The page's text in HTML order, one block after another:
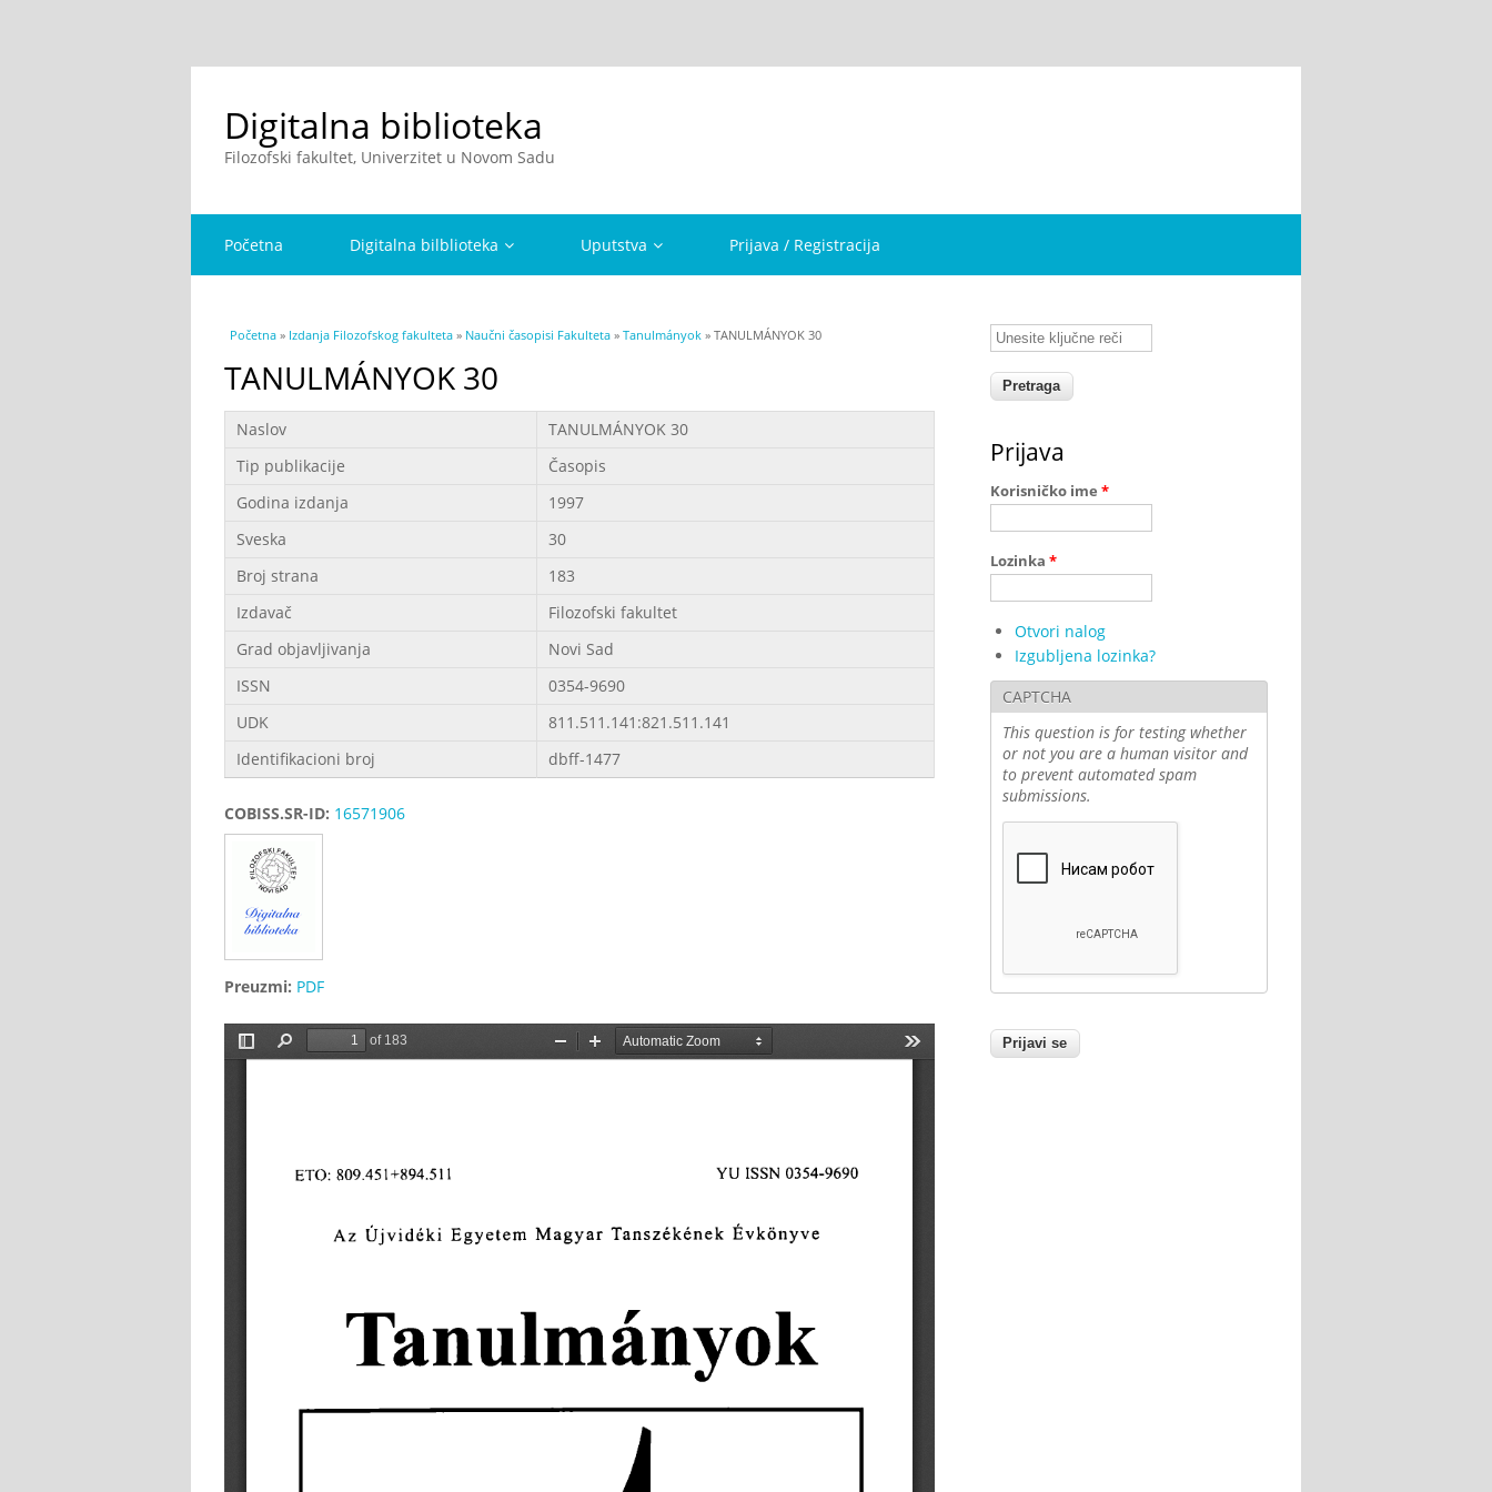
Digitalna biblioteka
Filozofski fakultet, Univerzitet u Novom Sadu
Početna Digitalna bilblioteka Uputstva Prijava / Registracija
You are here
Početna » Izdanja Filozofskog fakulteta » Naučni časopisi Fakulteta » Tanulmányok » TANULMÁNYOK 30
TANULMÁNYOK 30
Podaci
Naslov
TANULMÁNYOK 30
Tip publikacije
Časopis
Godina izdanja
1997
Sveska
30
Broj strana
183
Izdavač
Filozofski fakultet
Grad objavljivanja
Novi Sad
ISSN
0354-9690
UDK
811.511.141:821.511.141
Identifikacioni broj
dbff-1477
COBISS.SR-ID: 16571906
Preuzmi: PDF
Unesite ključne reči
Prijava
Korisničko ime *
Lozinka *
Otvori nalog
Izgubljena lozinka?
CAPTCHA
This question is for testing whether
or not you are a human visitor and
to prevent automated spam
submissions.